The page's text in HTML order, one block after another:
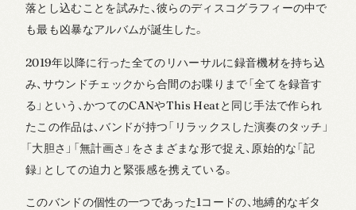
落とし込むことを試みた、彼らのディスコグラフィーの中で
も最も凶暴なアルバムが誕生した。
2019年以降に行った全てのリハーサルに録音機材を持ち込
み、サウンドチェックから合間のお喋りまで「全てを録音す
る」という、かつてのCANやThis Heatと同じ手法で作られ
たこの作品は、バンドが持つ「リラックスした演奏のタッチ」
「大胆さ」「無計画さ」をさまざまな形で捉え、原始的な「記
録」としての迫力と緊張感を携えている。
このバンドの個性の一つであった1コードの、地縛的なギタ